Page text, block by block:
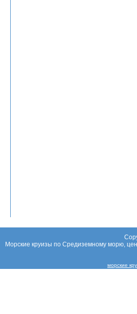
Морские круизы по Средиземному морю,
морские